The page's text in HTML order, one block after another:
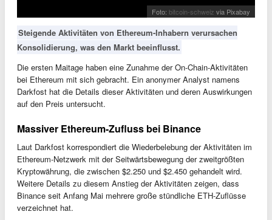
Foto: bitcoin-schweiz via Pixabay
Steigende Aktivitäten von Ethereum-Inhabern verursachen
Konsolidierung, was den Markt beeinflusst.
Die ersten Maitage haben eine Zunahme der On-Chain-Aktivitäten
bei Ethereum mit sich gebracht. Ein anonymer Analyst namens
Darkfost hat die Details dieser Aktivitäten und deren Auswirkungen
auf den Preis untersucht.
Massiver Ethereum-Zufluss bei Binance
Laut Darkfost korrespondiert die Wiederbelebung der Aktivitäten im
Ethereum-Netzwerk mit der Seitwärtsbewegung der zweitgrößten
Kryptowährung, die zwischen $2.250 und $2.450 gehandelt wird.
Weitere Details zu diesem Anstieg der Aktivitäten zeigen, dass
Binance seit Anfang Mai mehrere große stündliche ETH-Zuflüsse
verzeichnet hat.